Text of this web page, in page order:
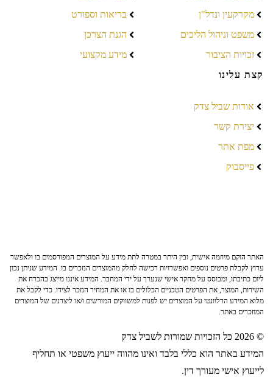
מקרקעין ונדל"ן
משפט וניהול הליכים
זכויות הציבור
בריאות וספורט
הגנת הצרכן
מידע מקצועי
קצת עלינו
אודות שביל צדק
יצירת קשר
מפת אתר
פייסבוק
האתר הוקם מיוזמה אישית, ובין היתר במטרה לתת מידע על המוצרים המפורסמים בו ולאפשר
ערוץ לקבלת פרטים נוספים ואפשרויות רכישה לחלק מהמוצרים הנזכרים בו. המידע שניתן נכון
ליום כתיבתו, ומבוסס על מחקר אישי שנערך על ידי המחבר. המידע איננו מייצג בהכרח את
השירות, המוצר, את הפרטים הטכניים הכלולים בו או את המחיר הנזכר לצידו. כדי לקבל את
מלוא המידע הרלוונטי על המוצרים יש לפנות למשווקים המורשים ו/או ליצרנים של המוצרים
המוזכרים באתר.
© 2026 כל הזכויות שמורות לשביל צדק
המידע באתר הוא כללי בלבד ואינו מהווה ייעוץ משפטי או תחליף
לייעוץ אישי מעורך דין.